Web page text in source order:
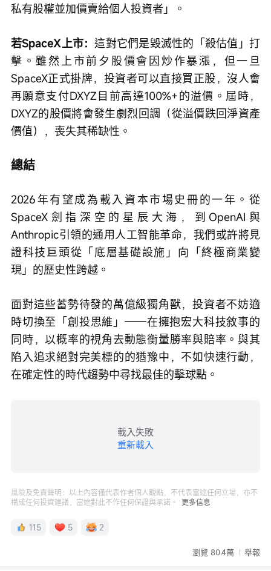
私有股權並加價賣給個人投資者」。
若SpaceX上市：這對它們是毀滅性的「殺估值」打
擊。雖然上市前夕股價會因炒作暴漲，但一旦
SpaceX正式掛牌，投資者可以直接買正股，沒人會
再願意支付DXYZ目前高達100%+的溢價。屆時，
DXYZ的股價將會發生劇烈回調（從溢價跌回淨資產
價值），喪失其稀缺性。
總結
2026年有望成為載入資本市場史冊的一年。從
SpaceX劍指深空的星辰大海，到OpenAI與
Anthropic引領的通用人工智能革命，我們或許將見
證科技巨頭從「底層基礎設施」向「終極商業變
現」的歷史性跨越。
面對這些蓄勢待發的萬億級獨角獸，投資者不妨適
時切換至「創投思維」——在擁抱宏大科技敘事的
同時，以概率的視角去動態衡量勝率與賠率。與其
陷入追求絕對完美標的的猶豫中，不如快速行動，
在確定性的時代趨勢中尋找最佳的擊球點。
載入失敗
重新載入
風險及免責聲明：以上內容僅代表作者個人觀點，不代表富途任何立場，亦不
構成任何投資建議，富途對此不作任何保證與承諾。
更多信息
115 5 2
瀏覽 80.4萬 舉報